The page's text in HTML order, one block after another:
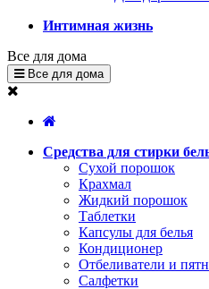
Интимная жизнь
Все для дома
Все для дома
Средства для стирки
Сухой порошок
Крахмал
Жидкий порошок
Таблетки
Капсулы для белья
Кондиционер
Отбеливатели и
Салфетки